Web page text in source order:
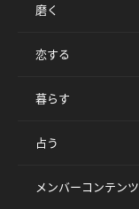
磨く
恋する
暮らす
占う
メンバーコンテンツ